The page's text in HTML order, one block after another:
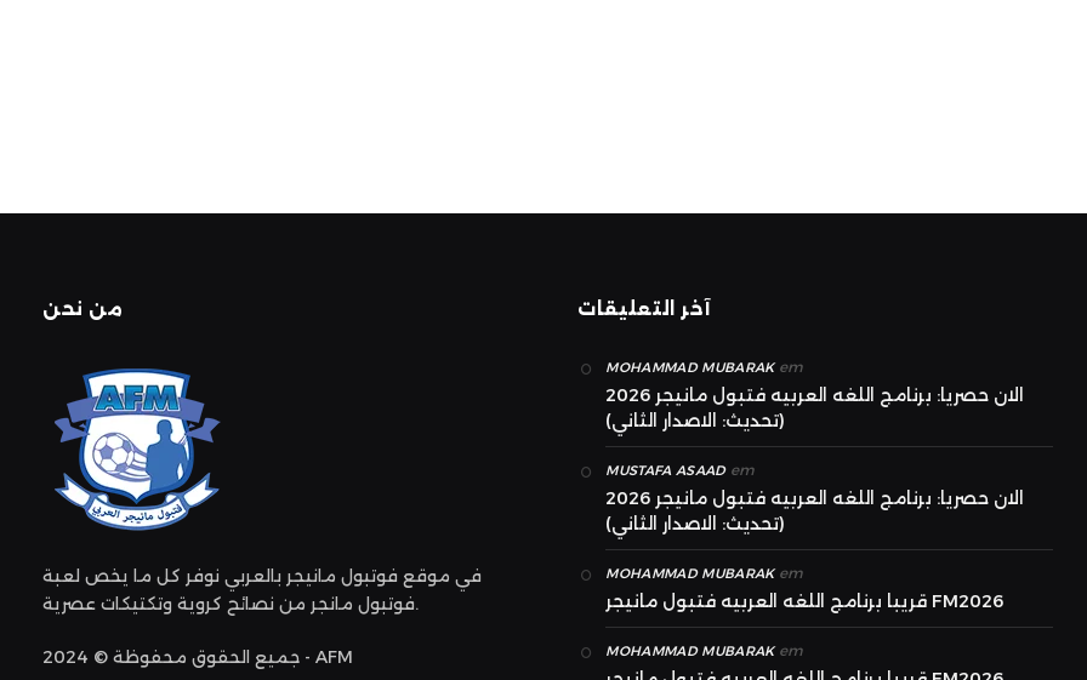
من نحن
في موقع فوتبول مانيجر بالعربي نوفر كل ما يخص لعبة
فوتبول مانجر من نصائح كروية وتكتيكات عصرية.
جميع الحقوق محفوظة © 2024 - AFM
آخر التعليقات
MOHAMMAD MUBARAKem
الان حصريا: برنامج اللغه العربيه فتبول مانيجر 2026
(تحديث: الاصدار الثاني)
MUSTAFA ASAADem
الان حصريا: برنامج اللغه العربيه فتبول مانيجر 2026
(تحديث: الاصدار الثاني)
MOHAMMAD MUBARAKem
قريبا برنامج اللغه العربيه فتبول مانيجر FM2026
MOHAMMAD MUBARAKem